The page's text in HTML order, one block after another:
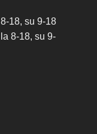
18, su 9-18
8-18, su 9-